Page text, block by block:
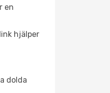
en
hjälper
dolda